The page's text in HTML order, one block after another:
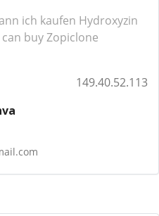
ich kaufen Hydroxyzin
buy Zopiclone
149.40.52.113